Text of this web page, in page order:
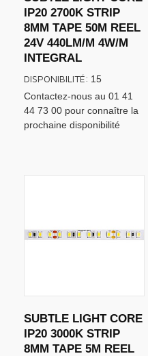
IP20 2700K STRIP
8MM TAPE 50M REEL
24V 440LM/M 4W/M
INTEGRAL
Contactez-nous au 01 41
44 73 00 pour connaître la
prochaine disponibilité
DISPONIBILITÉ: 15
SUBTLE LIGHT CORE
IP20 3000K STRIP
8MM TAPE 5M REEL